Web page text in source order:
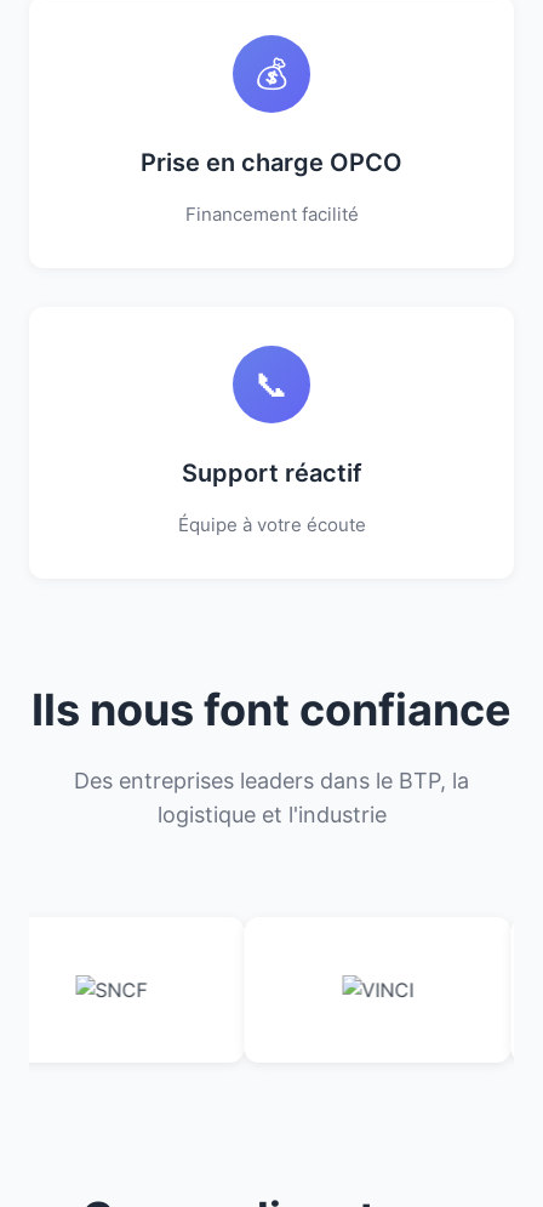
💰
Prise en charge OPCO
Financement facilité
📞
Support réactif
Équipe à votre écoute
Ils nous font confiance
Des entreprises leaders dans le BTP, la
logistique et l'industrie